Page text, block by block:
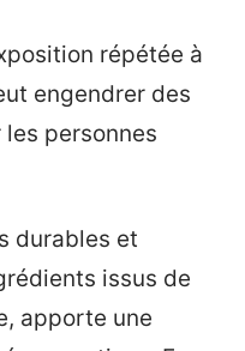
répétée à
engendrer des
personnes
durables et
issus de
apporte une